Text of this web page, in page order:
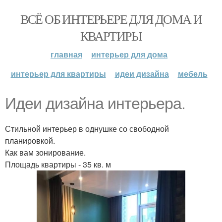
ВСЁ ОБ ИНТЕРЬЕРЕ ДЛЯ ДОМА И
КВАРТИРЫ
главная
интерьер для дома
интерьер для квартиры
идеи дизайна мебель
Идеи дизайна интерьера.
Стильной интерьер в однушке со свободной
планировкой.
Как вам зонирование.
Площадь квартиры - 35 кв. м